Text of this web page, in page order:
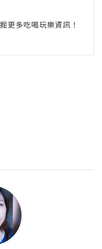
更多吃喝玩樂資訊！